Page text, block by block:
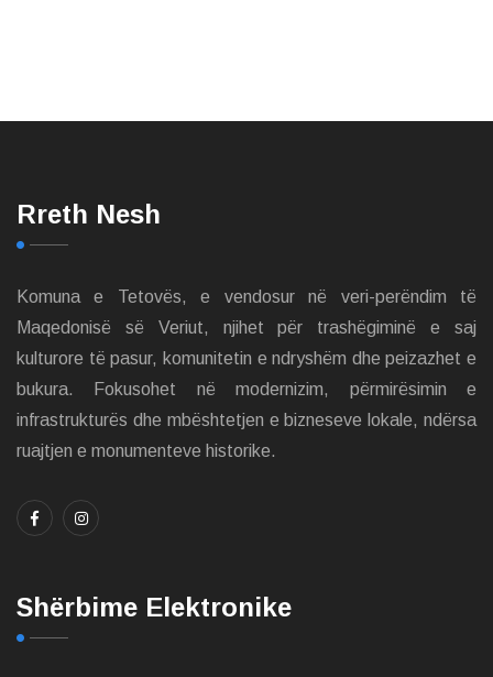
Rreth Nesh
Komuna e Tetovës, e vendosur në veri-perëndim të
Maqedonisë së Veriut, njihet për trashëgiminë e saj
kulturore të pasur, komunitetin e ndryshëm dhe peizazhet e
bukura. Fokusohet në modernizim, përmirësimin e
infrastrukturës dhe mbështetjen e bizneseve lokale, ndërsa
ruajtjen e monumenteve historike.
Shërbime Elektronike